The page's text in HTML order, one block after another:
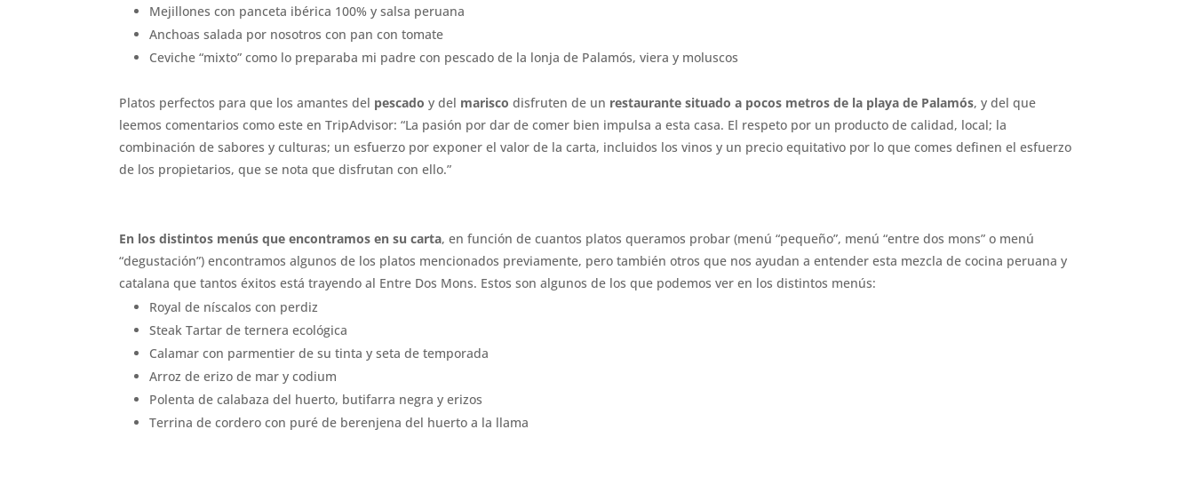
Mejillones con panceta ibérica 100% y salsa peruana
Anchoas salada por nosotros con pan con tomate
Ceviche “mixto” como lo preparaba mi padre con pescado de la lonja de Palamós, viera y moluscos
Platos perfectos para que los amantes del pescado y del marisco disfruten de un restaurante situado a pocos metros de la playa de Palamós, y del que
leemos comentarios como este en TripAdvisor: “La pasión por dar de comer bien impulsa a esta casa. El respeto por un producto de calidad, local; la
combinación de sabores y culturas; un esfuerzo por exponer el valor de la carta, incluidos los vinos y un precio equitativo por lo que comes definen el esfuerzo
de los propietarios, que se nota que disfrutan con ello.”
En los distintos menús que encontramos en su carta, en función de cuantos platos queramos probar (menú “pequeño”, menú “entre dos mons” o menú
“degustación”) encontramos algunos de los platos mencionados previamente, pero también otros que nos ayudan a entender esta mezcla de cocina peruana y
catalana que tantos éxitos está trayendo al Entre Dos Mons. Estos son algunos de los que podemos ver en los distintos menús:
Royal de níscalos con perdiz
Steak Tartar de ternera ecológica
Calamar con parmentier de su tinta y seta de temporada
Arroz de erizo de mar y codium
Polenta de calabaza del huerto, butifarra negra y erizos
Terrina de cordero con puré de berenjena del huerto a la llama